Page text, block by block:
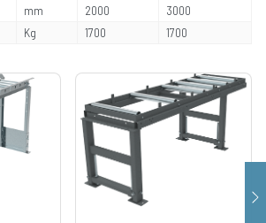
mm 2000
3000
Kg 1700 1700